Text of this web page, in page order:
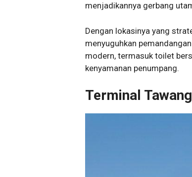
menjadikannya gerbang
Dengan lokasinya yang
menyuguhkan
modern, termasuk toilet
kenyamanan penumpang.
Terminal